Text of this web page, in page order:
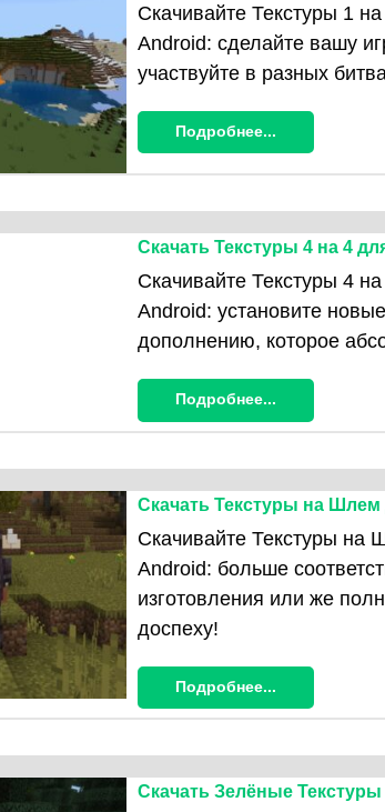
Скачивайте Текстуры 1
Android: сделайте вашу
участвуйте в разных
Подробнее...
Скачать Текстуры 4 на 4
Скачивайте Текстуры 4
Android: установите
дополнению, которое
Подробнее...
Скачать Текстуры на
Скачивайте Текстуры на
Android: больше
изготовления или же
доспеху!
Подробнее...
Скачать Зелёные